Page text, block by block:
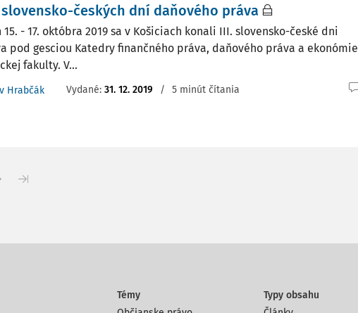
slovensko-českých dní daňového práva
17. októbra 2019 sa v Košiciach konali III. slovensko-české dni
pod gesciou Katedry finančného práva, daňového práva a ekonómie
fakulty. V...
Hrabčák Vydané: 31. 12. 2019 / 5 minút čítania
Témy
Typy obsahu